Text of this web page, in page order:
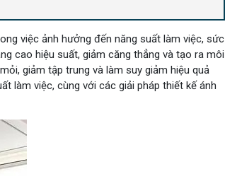
việc ảnh hưởng đến năng suất làm việc, sức
cao hiệu suất, giảm căng thẳng và tạo ra môi
giảm tập trung và làm suy giảm hiệu quả
làm việc, cùng với các giải pháp thiết kế ánh